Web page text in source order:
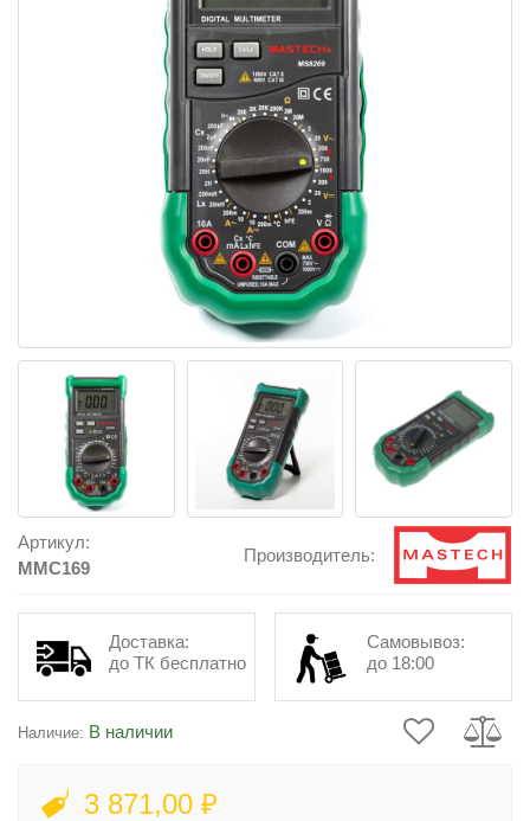
Артикул:
MMC169
Производитель:
Доставка:
до ТК бесплатно
Самовывоз:
до 18:00
Наличие: В наличии
3 871,00 ₽